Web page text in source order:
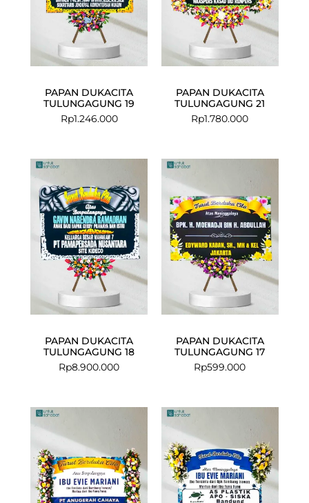
PAPAN DUKACITA
TULUNGAGUNG 19
Rp1.246.000
PAPAN DUKACITA
TULUNGAGUNG 21
Rp1.780.000
PAPAN DUKACITA
TULUNGAGUNG 18
Rp8.900.000
PAPAN DUKACITA
TULUNGAGUNG 17
Rp599.000